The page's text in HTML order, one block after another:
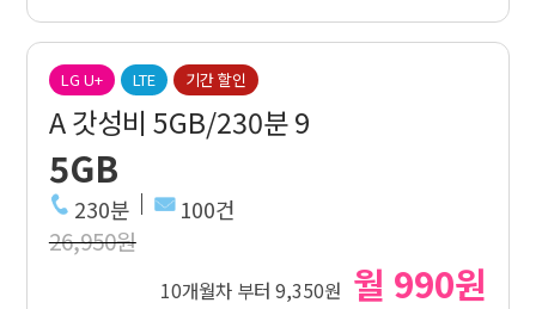
LG U+ LTE 기간 할인
A 갓성비 5GB/230분 9
5GB
230분 100건
26,950원
10개월차 부터 9,350원 월 990원